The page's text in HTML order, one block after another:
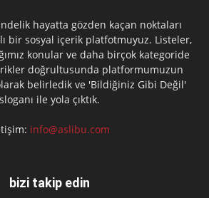
hayatta gözden kaçan noktaları
bir sosyal içerik platfotmuyuz. Listeler,
konular ve daha birçok kategoride
doğrultusunda platformumuzun
belirledik ve 'Bildiğiniz Gibi Değil'
sloganı ile yola çıktık.
info@aslibu.com
bizi takip edin